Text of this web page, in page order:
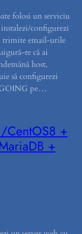
folosi un serviciu
configurezi
trimite email-urile
te că ai
host,
să configurezi
pe…
CentOS8 +
+